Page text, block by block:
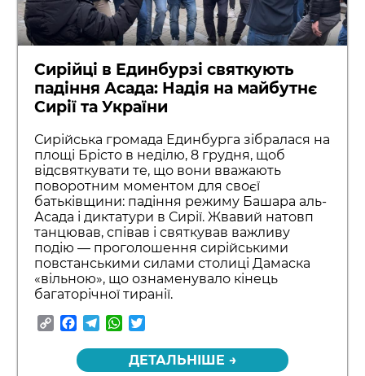
Сирійці в Единбурзі святкують
падіння Асада: Надія на майбутнє
Сирії та України
Сирійська громада Единбурга зібралася на
площі Брісто в неділю, 8 грудня, щоб
відсвяткувати те, що вони вважають
поворотним моментом для своєї
батьківщини: падіння режиму Башара аль-
Асада і диктатури в Сирії. Жвавий натовп
танцював, співав і святкував важливу
подію — проголошення сирійськими
повстанськими силами столиці Дамаска
«вільною», що ознаменувало кінець
багаторічної тиранії.
CopyFacebook
TelegramWhatsApp
ДЕТАЛЬНІШЕ →